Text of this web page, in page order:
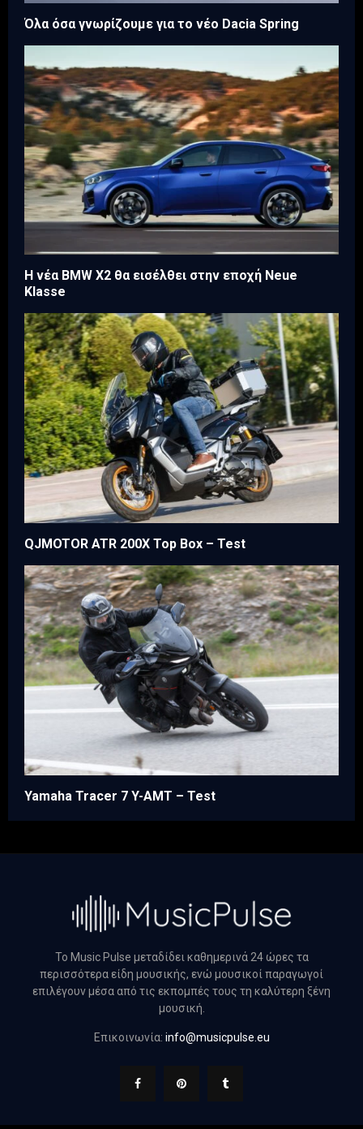
Όλα όσα γνωρίζουμε για το νέο Dacia Spring
Η νέα BMW X2 θα εισέλθει στην εποχή Neue
Klasse
QJMOTOR ATR 200X Top Box – Test
Yamaha Tracer 7 Y-AMT – Test
Το Music Pulse μεταδίδει καθημερινά 24 ώρες τα
περισσότερα είδη μουσικής, ενώ μουσικοί παραγωγοί
επιλέγουν μέσα από τις εκπομπές τους τη καλύτερη ξένη
μουσική.
Επικοινωνία: info@musicpulse.eu